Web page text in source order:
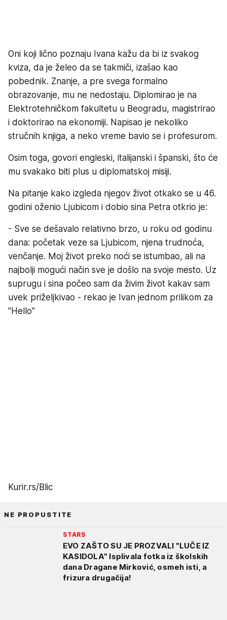
Oni koji lično poznaju Ivana kažu da bi iz svakog
kviza, da je želeo da se takmiči, izašao kao
pobednik. Znanje, a pre svega formalno
obrazovanje, mu ne nedostaju. Diplomirao je na
Elektrotehničkom fakultetu u Beogradu, magistrirao
i doktorirao na ekonomiji. Napisao je nekoliko
stručnih knjiga, a neko vreme bavio se i profesurom.
Osim toga, govori engleski, italijanski i španski, što će
mu svakako biti plus u diplomatskoj misiji.
Na pitanje kako izgleda njegov život otkako se u 46.
godini oženio Ljubicom i dobio sina Petra otkrio je:
- Sve se dešavalo relativno brzo, u roku od godinu
dana: početak veze sa Ljubicom, njena trudnoća,
venčanje. Moj život preko noći se istumbao, ali na
najbolji mogući način sve je došlo na svoje mesto. Uz
suprugu i sina počeo sam da živim život kakav sam
uvek priželjkivao - rekao je Ivan jednom prilikom za
"Hello"
Kurir.rs/Blic
NE PROPUSTITE
STARS
EVO ZAŠTO SU JE PROZVALI "LUČE IZ
KASIDOLA" Isplivala fotka iz školskih
dana Dragane Mirković, osmeh isti, a
frizura drugačija!